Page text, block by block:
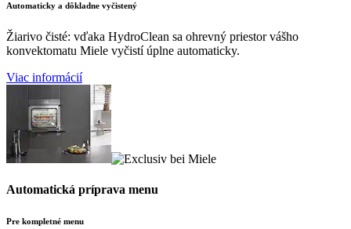
Automaticky a dôkladne vyčistený
Žiarivo čisté: vďaka HydroClean sa ohrevný priestor vášho
konvektomatu Miele vyčistí úplne automaticky.
Viac informácií
Automatická príprava menu
Pre kompletné menu